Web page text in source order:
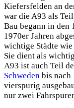
Kiefersfelden an
war die A93 als
Bau begann in den
1970er Jahren
wichtige Städte wie
Sie dient als
A93 ist auch Teil
Schweden bis nach
vierspurig
nur zwei